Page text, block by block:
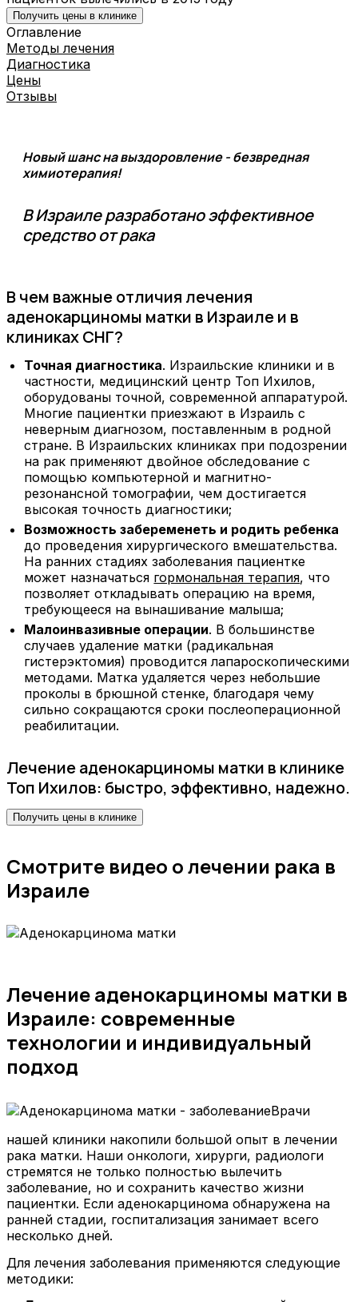
Получить цены в клинике
Оглавление
Методы лечения
Диагностика
Цены
Отзывы
Новый шанс на выздоровление - безвредная
химиотерапия!
В Израиле разработано эффективное
средство от рака
В чем важные отличия лечения
аденокарциномы матки в Израиле и в
клиниках СНГ?
Точная диагностика. Израильские клиники и в
частности, медицинский центр Топ Ихилов,
оборудованы точной, современной аппаратурой.
Многие пациентки приезжают в Израиль с
неверным диагнозом, поставленным в родной
стране. В Израильских клиниках при подозрении
на рак применяют двойное обследование с
помощью компьютерной и магнитно-
резонансной томографии, чем достигается
высокая точность диагностики;
Возможность забеременеть и родить ребенка
до проведения хирургического вмешательства.
На ранних стадиях заболевания пациентке
может назначаться гормональная терапия, что
позволяет откладывать операцию на время,
требующееся на вынашивание малыша;
Малоинвазивные операции. В большинстве
случаев удаление матки (радикальная
гистерэктомия) проводится лапароскопическими
методами. Матка удаляется через небольшие
проколы в брюшной стенке, благодаря чему
сильно сокращаются сроки послеоперационной
реабилитации.
Лечение аденокарциномы матки в клинике
Топ Ихилов: быстро, эффективно, надежно.
Получить цены в клинике
Смотрите видео о лечении рака в
Израиле
Лечение аденокарциномы матки в
Израиле: современные
технологии и индивидуальный
подход
Врачи
нашей клиники накопили большой опыт в лечении
рака матки. Наши онкологи, хирурги, радиологи
стремятся не только полностью вылечить
заболевание, но и сохранить качество жизни
пациентки. Если аденокарцинома обнаружена на
ранней стадии, госпитализация занимает всего
несколько дней.
Для лечения заболевания применяются следующие
методики: